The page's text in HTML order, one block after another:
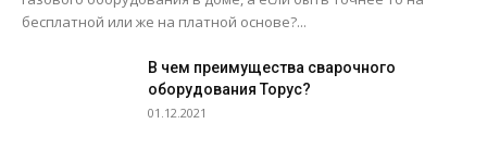
бесплатной или же на платной основе?...
В чем преимущества сварочного
оборудования Торус?
01.12.2021